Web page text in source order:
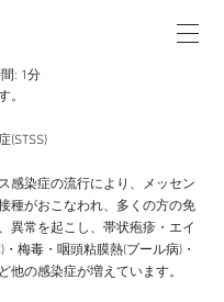
: 1分
。
(STSS)
感染症の流行により、メッセン
種がおこなわれ、多くの方の免
異常を起こし、帯状疱疹・エイ
梅毒・咽頭粘膜熱(プール病)・
他の感染症が増えています。